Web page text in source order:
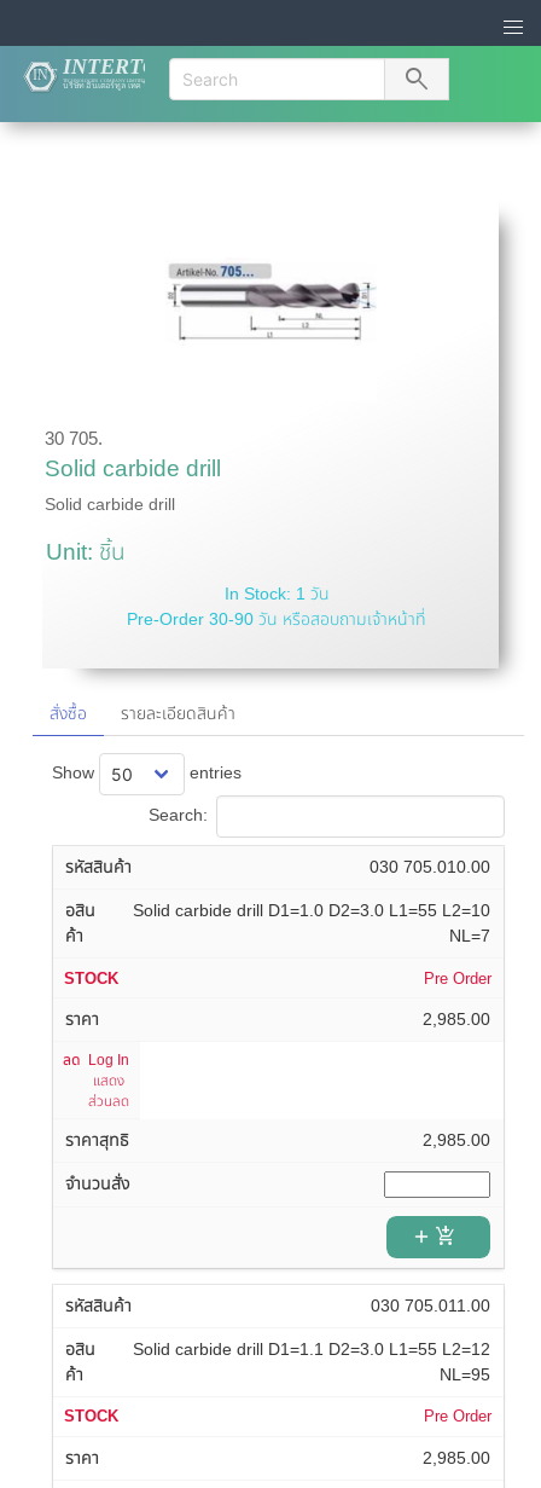
search
30 705.
Solid carbide drill
Solid carbide drill
Unit: ชิ้น
In Stock: 1 วัน
Pre-Order 30-90 วัน หรือสอบถามเจ้าหน้าที่
สั่งซื้อ รายละเอียดสินค้า
Show entries
Search:
030 705.010.00
Solid carbide drill D1=1.0 D2=3.0 L1=55 L2=10
NL=7
Pre Order
2,985.00
Log In
แสดง
ส่วนลด
2,985.00
add_shopping_cart
030 705.011.00
Solid carbide drill D1=1.1 D2=3.0 L1=55 L2=12
NL=95
Pre Order
2,985.00